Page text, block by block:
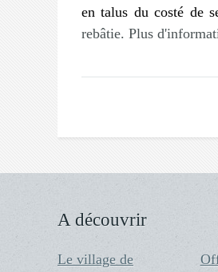
en talus du costé de
rebâtie. Plus
A découvrir
Le village de